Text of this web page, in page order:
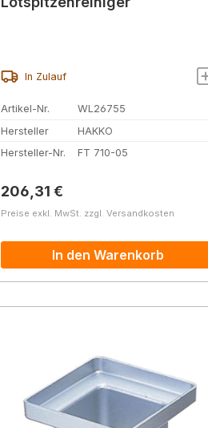
In Zulauf
Artikel-Nr.
WL26755
Hersteller
HAKKO
Hersteller-Nr.
FT 710-05
Regulärer Preis:
206,31 €
Preise exkl. MwSt. zzgl. Versandkosten
In den Warenkorb